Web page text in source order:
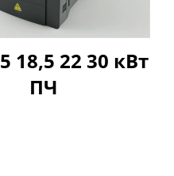
18,5 22 30 кВт
ПЧ